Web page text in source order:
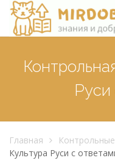
Руси
Главная
Культура Руси с